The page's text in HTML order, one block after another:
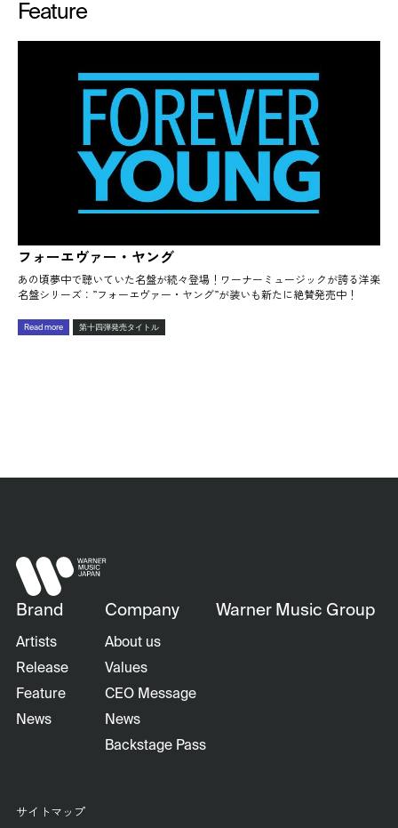
Feature
フォーエヴァー・ヤング
あの頃夢中で聴いていた名盤が続々登場！ワーナーミュージックが誇る洋楽
名盤シリーズ：”フォーエヴァー・ヤング”が装いも新たに絶賛発売中！
Read more 第十四弾発売タイトル
Brand
Artists
Release
Feature
News
Company
About us
Values
CEO Message
News
Backstage Pass
Warner Music Group
サイトマップ